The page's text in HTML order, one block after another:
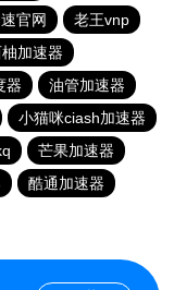
官网
老王vnp
加速器
器
油管加速器
小猫咪ciash加速器
芒果加速器
酷通加速器